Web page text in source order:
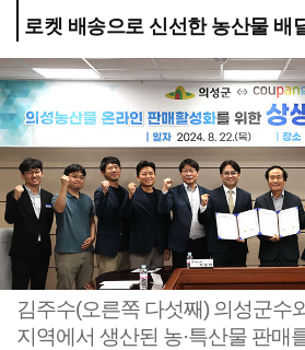
로켓 배송으로 신선한 농산물 배
김주수(오른쪽 다섯째) 의성군수
지역에서 생산된 농·특산물 판매